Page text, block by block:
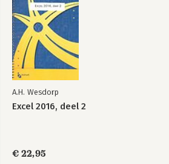
A.H. Wesdorp
Excel 2016, deel 2
€ 22,95